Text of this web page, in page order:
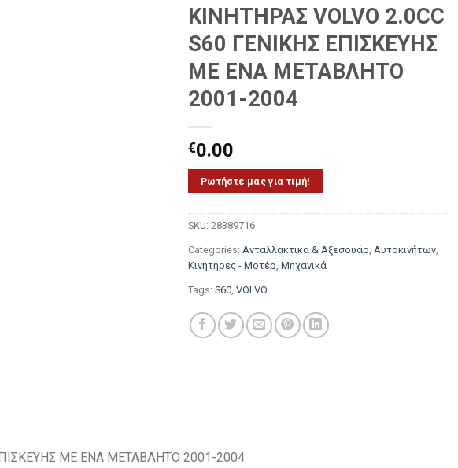
ΚΙΝΗΤΗΡΑΣ VOLVO 2.0CC
S60 ΓΕΝΙΚΗΣ ΕΠΙΣΚΕΥΗΣ
ΜΕ ΕΝΑ ΜΕΤΑΒΛΗΤΟ
2001-2004
€0.00
Ρωτήστε μας για τιμή!
SKU: 28389716
Categories: Ανταλλακτικα & Αξεσουάρ, Αυτοκινήτων,
Κινητήρες - Μοτέρ, Μηχανικά
Tags: S60, VOLVO
ΜΕ ΕΝΑ ΜΕΤΑΒΛΗΤΟ 2001-2004